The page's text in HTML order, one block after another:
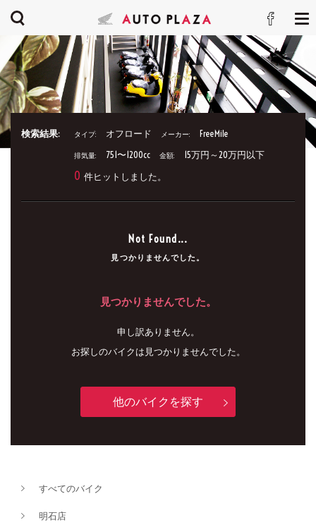
検索結果: タイプ: オフロード メーカー: FreeMile
排気量: 751〜1200cc 金額: 15万円～20万円以下
0 件ヒットしました。
Not Found...
見つかりませんでした。
見つかりませんでした。
申し訳ありません。
お探しのバイクは見つかりませんでした。
他のバイクを探す
すべてのバイク
明石店
新車